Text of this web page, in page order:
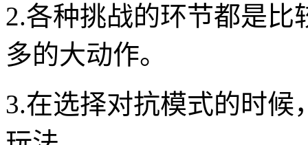
2.各种挑战的环节都是
多的大动作。
3.在选择对抗模式的时